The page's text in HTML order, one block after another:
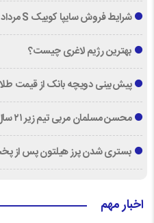
شرایط فروش سایپا کوییک S مرداد ۱۴۰۵ اعلام شد
بهترین رژیم لاغری چیست؟
پیش‌بینی دویچه‌ بانک از قیمت طلا
محسن مسلمان مربی تیم زیر ۲۱ سال پرسپولیس شد
بستری شدن پرز هیلتون پس از
اخبار مهم